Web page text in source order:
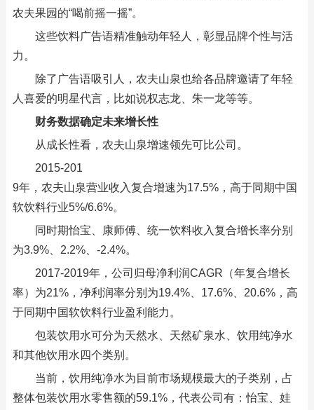
农夫果园的“喝前摇一摇”。
这些饮料广告语精准触动年轻人，彰显品牌个性与活
力。
除了广告语吸引人，农夫山泉也给各品牌邀请了年轻
人喜爱的明星代言，比如说权志龙、朱一龙等等。
财务数据确定未来增长性
从成长性看，农夫山泉增速领先可比公司。
2015-201
9年，农夫山泉营业收入复合增速为17.5%，高于同期中国
软饮料行业5%/6.6%。
同时期怡宝、康师傅、统一饮料收入复合增长率分别
为3.9%、2.2%、-2.4%。
2017-2019年，公司归母净利润CAGR（年复合增长
率）为21%，净利润率分别为19.4%、17.6%、20.6%，高
于同期中国软饮料行业盈利能力。
包装饮用水可分为天然水、天然矿泉水、饮用纯净水
和其他饮用水四个类别。
当前，饮用纯净水为目前市场规模最大的子类别，占
整体包装饮用水零售额的59.1%，代表公司有：怡宝、娃